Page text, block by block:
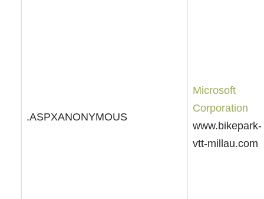
.ASPXANONYMOUS
Microsoft
Corporation
www.bikepark-
vtt-millau.com